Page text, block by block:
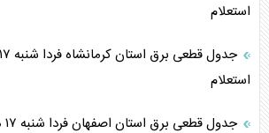
استعلام
استعلام